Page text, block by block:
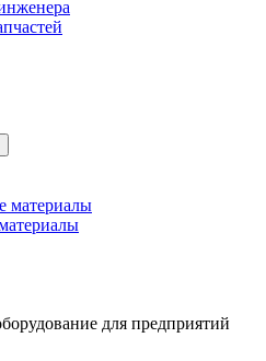
материалы
для предприятий